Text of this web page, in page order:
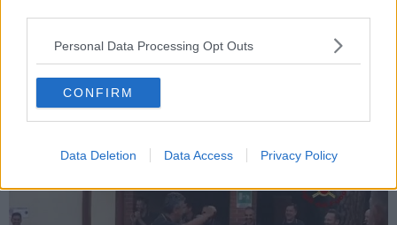
Personal Data Processing Opt Outs
CONFIRM
Data Deletion Data Access Privacy Policy